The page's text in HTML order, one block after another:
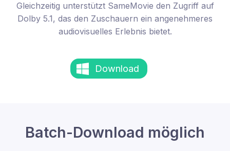
Gleichzeitig unterstützt SameMovie den Zugriff auf
Dolby 5.1, das den Zuschauern ein angenehmeres
audiovisuelles Erlebnis bietet.
Download
Batch-Download möglich